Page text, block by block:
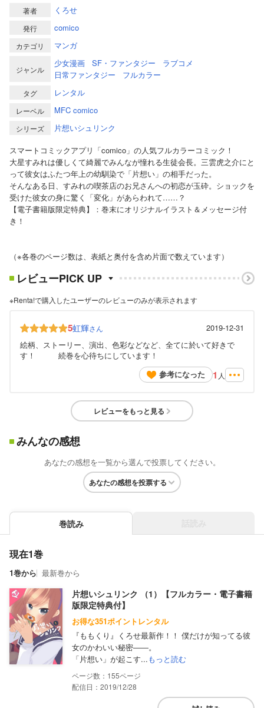
著者 くろせ
発行 comico
カテゴリ マンガ
ジャンル
少女漫画 SF・ファンタジー
ラブコメ
日常ファンタジー
フルカラー
タグ レンタル
レーベル MFC comico
シリーズ
片想いシュリンク
スマートコミックアプリ「comico」の人気フルカラーコミック！
大星すみれは優しくて綺麗でみんなが憧れる生徒会長。三雲虎之介にと
って彼女はふたつ年上の幼馴染で「片想い」の相手だった。
そんなある日、すみれの喫茶店のお兄さんへの初恋が玉砕。ショックを
受けた彼女の身に驚く「変化」があらわれて……？
【電子書籍版限定特典】：巻末にオリジナルイラスト＆メッセージ付
き！
（※各巻のページ数は、表紙と奥付を含め片面で数えています）
レビューPICK UP
※Renta!で購入したユーザーのレビューのみが表示されます
5虹輝さん
2019-12-31
絵柄、ストーリー、演出、色彩などなど、全てに於いて好きで
す！ 続巻を心待ちにしています！
参考になった
1 人
レビューをもっと見る
みんなの感想
あなたの感想を一覧から選んで投票してください。
あなたの感想を投票する
巻読み
現在1巻
1巻から 最新巻から
片想いシュリンク （1）【フルカラー・電子書籍
版限定特典付】
お得な351ポイントレンタル
『ももくり』くろせ最新作！！ 僕だけが知ってる彼
女のかわいい秘密――。
「片想い」が起こす...もっと読む
155
配信日：2019/12/28